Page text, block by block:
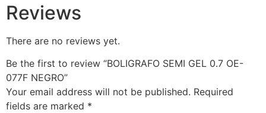
Reviews
There are no reviews yet.
Be the first to review “BOLIGRAFO SEMI GEL 0.7 OE-
077F NEGRO”
Your email address will not be published. Required
fields are marked *